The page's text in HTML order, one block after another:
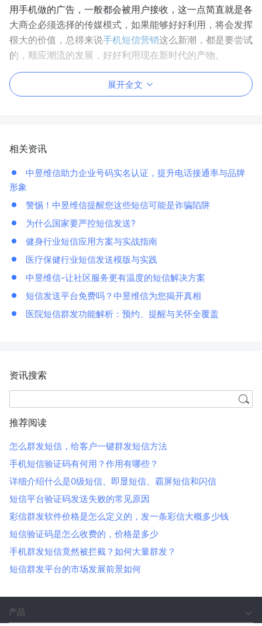
用手机做的广告，一般都会被用户接收，这一点简直就是各
大商企必须选择的传媒模式，如果能够好好利用，将会发挥
很大的价值，总得来说手机短信营销这么新潮，都是要尝试
的，顺应潮流的发展，好好利用现在新时代的产物。
展开全文
相关资讯
中昱维信助力企业号码实名认证，提升电话接通率与品牌
形象
警惕！中昱维信提醒您这些短信可能是诈骗陷阱
为什么国家要严控短信发送?
健身行业短信应用方案与实战指南
医疗保健行业短信发送模版与实践
中昱维信-让社区服务更有温度的短信解决方案
短信发送平台免费吗？中昱维信为您揭开真相
医院短信群发功能解析：预约、提醒与关怀全覆盖
资讯搜索
推荐阅读
怎么群发短信，给客户一键群发短信方法
手机短信验证码有何用？作用有哪些？
详细介绍什么是0级短信、即显短信、霸屏短信和闪信
短信平台验证码发送失败的常见原因
彩信群发软件价格是怎么定义的，发一条彩信大概多少钱
短信验证码是怎么收费的，价格是多少
手机群发短信竟然被拦截？如何大量群发？
短信群发平台的市场发展前景如何
产品